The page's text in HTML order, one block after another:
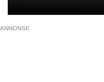
ANNONSE